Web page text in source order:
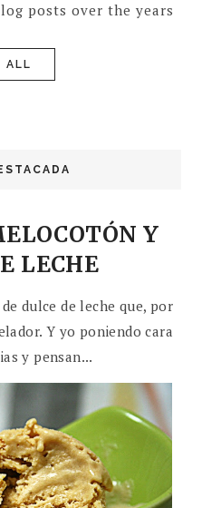
posts over the years
ALL
Y
LECHE
dulce de leche que, por
Y yo poniendo cara
y pensan...